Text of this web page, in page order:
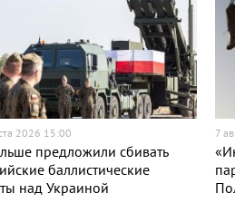
2026 15:00
предложили сбивать
баллистические
над Украиной
7